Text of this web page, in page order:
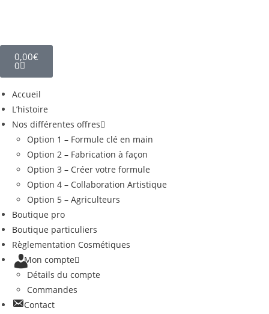
0,00€
0
Accueil
L’histoire
Nos différentes offres
Option 1 – Formule clé en main
Option 2 – Fabrication à façon
Option 3 – Créer votre formule
Option 4 – Collaboration Artistique
Option 5 – Agriculteurs
Boutique pro
Boutique particuliers
Règlementation Cosmétiques
Mon compte
Détails du compte
Commandes
Contact